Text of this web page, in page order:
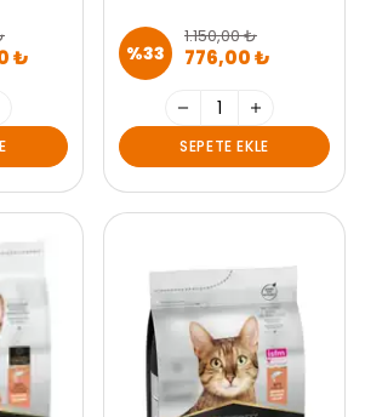
₺ %33
1.150,00 ₺
776,00 ₺
SEPETE EKLE